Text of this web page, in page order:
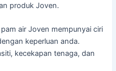
produk Joven.
air Joven mempunyai ciri
keperluan anda.
kecekapan tenaga, dan